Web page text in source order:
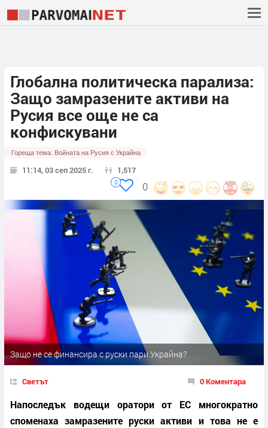
Глобална политическа парализа:
Защо замразените активи на
Русия все още не са
конфискувани
Гореща тема: Войната на Русия с Украйна
11:14, 03 сеп 2025 г. 1,517
0
0
Защо не се финансира с руски пари Украйна?
Светът 0 Коментара
Напоследък водещи оратори от ЕС многократно
споменаха замразените руски активи и това не е